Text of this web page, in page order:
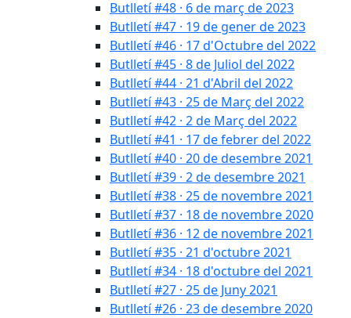
Butlletí #48 · 6 de març de 2023
Butlletí #47 · 19 de gener de 2023
Butlletí #46 · 17 d'Octubre del 2022
Butlletí #45 · 8 de Juliol del 2022
Butlletí #44 · 21 d'Abril del 2022
Butlletí #43 · 25 de Març del 2022
Butlletí #42 · 2 de Març del 2022
Butlletí #41 · 17 de febrer del 2022
Butlletí #40 · 20 de desembre 2021
Butlletí #39 · 2 de desembre 2021
Butlletí #38 · 25 de novembre 2021
Butlletí #37 · 18 de novembre 2020
Butlletí #36 · 12 de novembre 2021
Butlletí #35 · 21 d'octubre 2021
Butlletí #34 · 18 d'octubre del 2021
Butlletí #27 · 25 de Juny 2021
Butlletí #26 · 23 de desembre 2020